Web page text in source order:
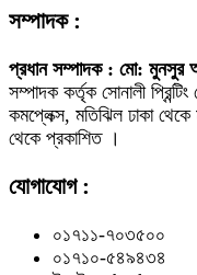
সম্পাদক :
প্রধান সম্পাদক : মো: মুনসুর
সম্পাদক কর্তৃক সোনালী
কমপ্লেক্স, মতিঝিল ঢাকা
থেকে প্রকাশিত ।
যোগাযোগ :
০১৭১১-৭০৩৫০০
০১৭১০-৫৪৯৪৩৪